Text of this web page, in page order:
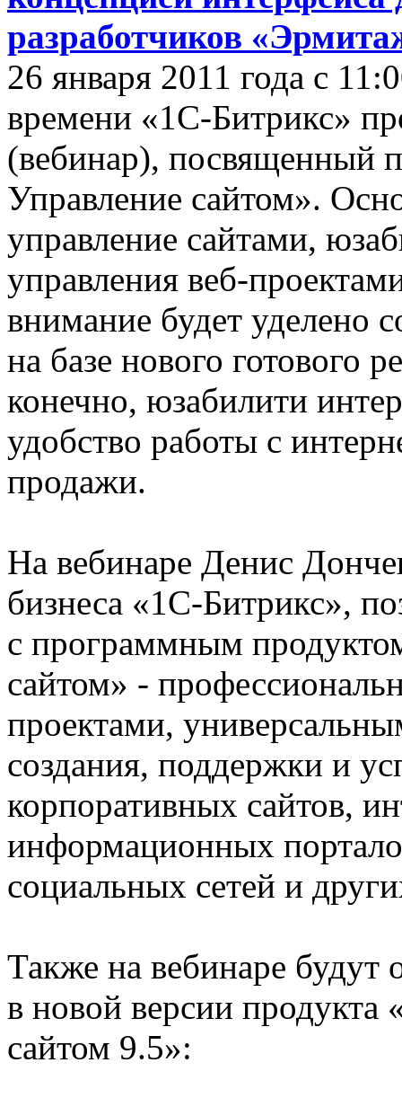
разработчиков
26 января 2011 года с
времени «1С-Битрикс»
(вебинар), посвященный
Управление сайтом».
управление сайтами,
управления веб-
внимание будет уделено
на базе нового готового
конечно, юзабилити
удобство работы с
продажи.
На вебинаре Денис
бизнеса «1С-Битрикс»,
с программным
сайтом» -
проектами,
создания, поддержки и
корпоративных сайтов,
информационных
социальных сетей и
Также на вебинаре будут
в новой версии продукта
сайтом 9.5»: